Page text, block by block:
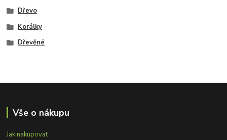
Dřevo
Korálky
Dřevěné
Vše o nákupu
Jak nakupovat